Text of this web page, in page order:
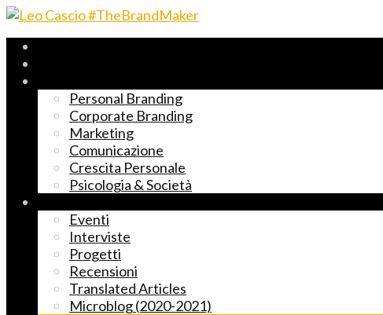
Personal Branding
Corporate Branding
Marketing
Comunicazione
Crescita Personale
Psicologia & Società
Eventi
Interviste
Progetti
Recensioni
Translated Articles
Microblog (2020-2021)